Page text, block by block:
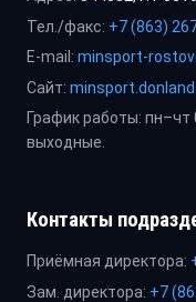
Тел./факс: +7 (863)
E-mail: minsport-
Сайт:
График работы: пн–чт
выходные.
Контакты
Приёмная директора:
Зам. директора: +7